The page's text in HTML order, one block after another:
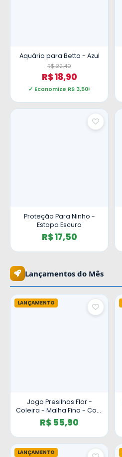
Aquário para Betta - Azul
R$ 22,40
R$ 18,90
✓ Economize R$ 3,50!
Proteção Para Ninho -
Estopa Escuro
R$ 17,50
Lançamentos do Mês
LANÇAMENTO
Jogo Presilhas Flor -
Coleira - Malha Fina - Com
Pino - Marrom
R$ 55,90
LANÇAMENTO